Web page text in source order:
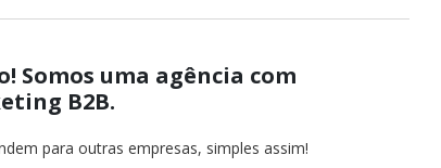
Somos uma agência com
B2B.
para outras empresas, simples assim!